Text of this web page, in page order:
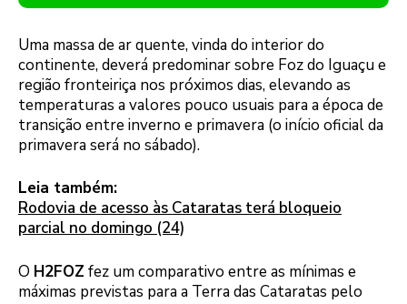
Uma massa de ar quente, vinda do interior do
continente, deverá predominar sobre Foz do Iguaçu e
região fronteiriça nos próximos dias, elevando as
temperaturas a valores pouco usuais para a época de
transição entre inverno e primavera (o início oficial da
primavera será no sábado).
Leia também:
Rodovia de acesso às Cataratas terá bloqueio
parcial no domingo (24)
O H2FOZ fez um comparativo entre as mínimas e
máximas previstas para a Terra das Cataratas pelo